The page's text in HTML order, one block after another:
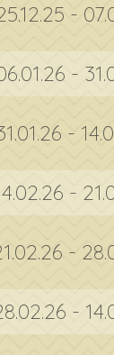
-
-
-
-
-
-